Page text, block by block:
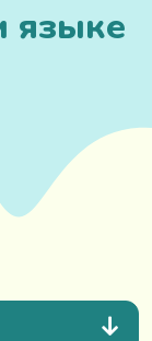
языке